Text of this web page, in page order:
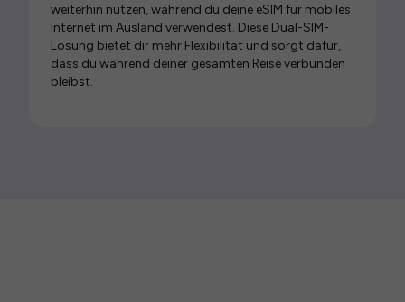
weiterhin nutzen, während du deine eSIM für mobiles
Internet im Ausland verwendest. Diese Dual-SIM-
Lösung bietet dir mehr Flexibilität und sorgt dafür,
dass du während deiner gesamten Reise verbunden
bleibst.